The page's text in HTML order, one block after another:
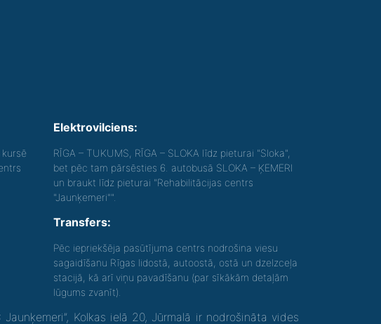
kursē
Elektrovilciens:
RĪGA – TUKUMS, RĪGA – SLOKA līdz pieturai "Sloka",
bet pēc tam pārsēsties 6. autobusā SLOKA – ĶEMERI
un braukt līdz pieturai "Rehabilitācijas centrs
"Jaunķemeri"".
Transfers:
Pēc iepriekšēja pasūtījuma centrs nodrošina viesu
sagaidīšanu Rīgas lidostā, autoostā, ostā un dzelzceļa
stacijā, kā arī viņu pavadīšanu (par sīkākām detaļām
lūgums zvanīt).
Kolkas ielā 20, Jūrmalā ir nodrošināta vides